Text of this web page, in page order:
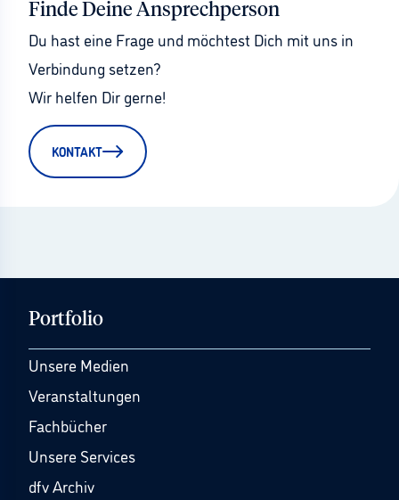
Finde Deine Ansprechperson
Du hast eine Frage und möchtest Dich mit uns in
Verbindung setzen?
Wir helfen Dir gerne!
KONTAKT
Portfolio
Unsere Medien
Veranstaltungen
Fachbücher
Unsere Services
dfv Archiv